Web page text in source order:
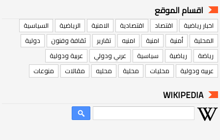
اقسام الموقع
اخبار رياضية اقتصاد اقتصادية الامنية الرياضية
السياسية
المحلية
أمنية امنية امنيه تقارير ثقافة وفنون
دولية
رياضة
رياضية سياسية عربي ودولي
عربية ودولية
عربيه ودولية
محليات محلية محليه مقالات منوعات
WIKIPEDIA